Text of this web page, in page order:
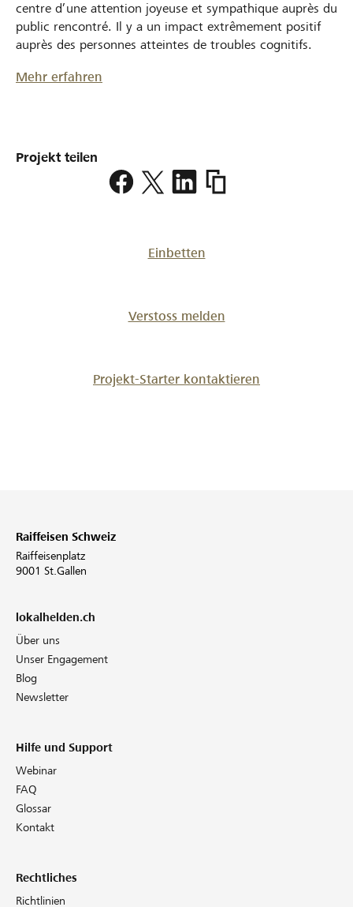
centre d’une attention joyeuse et sympathique auprès du
public rencontré. Il y a un impact extrêmement positif
auprès des personnes atteintes de troubles cognitifs.
Mehr erfahren
Projekt teilen
https://
triporteur
Einbetten
Verstoss melden
Projekt-Starter kontaktieren
Raiffeisen Schweiz
Raiffeisenplatz
9001 St.Gallen
lokalhelden.ch
Über uns
Unser Engagement
Blog
Newsletter
Hilfe und Support
Webinar
FAQ
Glossar
Kontakt
Rechtliches
Richtlinien